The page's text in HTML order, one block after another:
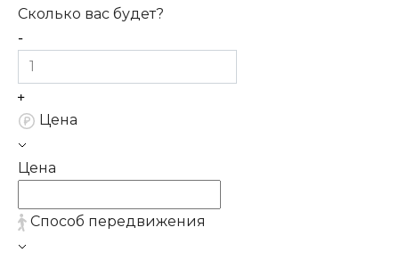
Сколько вас будет?
Цена
Цена
Способ передвижения